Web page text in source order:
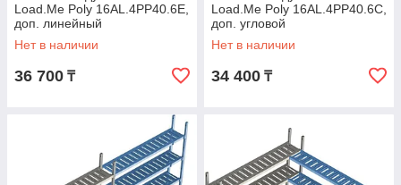
Load.Me Poly 16AL.4PP40.6Е,
доп. линейный
Нет в наличии
36 700 ₸
Load.Me Poly 16AL.4PP40.6C,
доп. угловой
Нет в наличии
34 400 ₸